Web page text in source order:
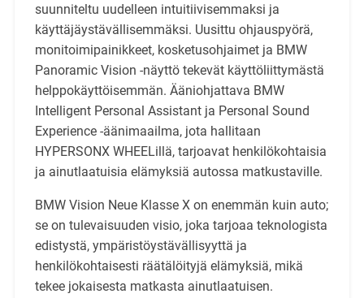
suunniteltu uudelleen intuitiivisemmaksi ja
käyttäjäystävällisemmäksi. Uusittu ohjauspyörä,
monitoimipainikkeet, kosketusohjaimet ja BMW
Panoramic Vision -näyttö tekevät käyttöliittymästä
helppokäyttöisemmän. Ääniohjattava BMW
Intelligent Personal Assistant ja Personal Sound
Experience -äänimaailma, jota hallitaan
HYPERSONX WHEELillä, tarjoavat henkilökohtaisia
ja ainutlaatuisia elämyksiä autossa matkustaville.
BMW Vision Neue Klasse X on enemmän kuin auto;
se on tulevaisuuden visio, joka tarjoaa teknologista
edistystä, ympäristöystävällisyyttä ja
henkilökohtaisesti räätälöityjä elämyksiä, mikä
tekee jokaisesta matkasta ainutlaatuisen.